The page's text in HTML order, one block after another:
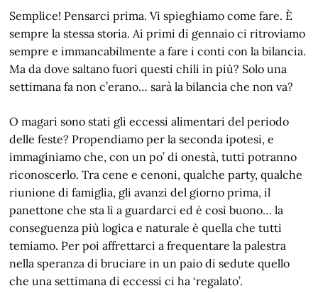
Semplice! Pensarci prima. Vi spieghiamo come fare. È
sempre la stessa storia. Ai primi di gennaio ci ritroviamo
sempre e immancabilmente a fare i conti con la bilancia.
Ma da dove saltano fuori questi chili in più? Solo una
settimana fa non c’erano… sarà la bilancia che non va?
O magari sono stati gli eccessi alimentari del periodo
delle feste? Propendiamo per la seconda ipotesi, e
immaginiamo che, con un po’ di onestà, tutti potranno
riconoscerlo. Tra cene e cenoni, qualche party, qualche
riunione di famiglia, gli avanzi del giorno prima, il
panettone che sta lì a guardarci ed è così buono… la
conseguenza più logica e naturale è quella che tutti
temiamo. Per poi affrettarci a frequentare la palestra
nella speranza di bruciare in un paio di sedute quello
che una settimana di eccessi ci ha ‘regalato’.